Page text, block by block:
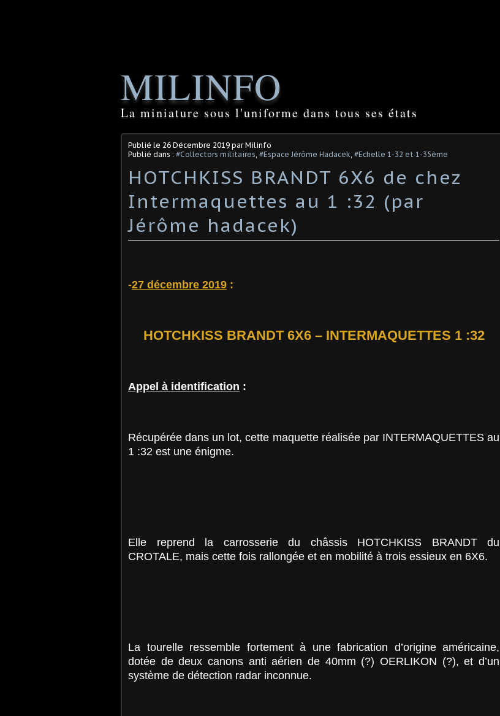
MILINFO
La miniature sous l'uniforme dans tous ses états
Publié le 26 Décembre 2019 par Milinfo
Publié dans : #Collectors militaires, #Espace Jérôme Hadacek, #Echelle 1-32 et 1-35ème
HOTCHKISS BRANDT 6X6 de chez
Intermaquettes au 1 :32 (par
Jérôme hadacek)
-27 décembre 2019 :
HOTCHKISS BRANDT 6X6 – INTERMAQUETTES 1 :32
Appel à identification :
Récupérée dans un lot, cette maquette réalisée par INTERMAQUETTES au
1 :32 est une énigme.
Elle reprend la carrosserie du châssis HOTCHKISS BRANDT du
CROTALE, mais cette fois rallongée et en mobilité à trois essieux en 6X6.
La tourelle ressemble fortement à une fabrication d’origine américaine,
dotée de deux canons anti aérien de 40mm (?) OERLIKON (?), et d’un
système de détection radar inconnue.